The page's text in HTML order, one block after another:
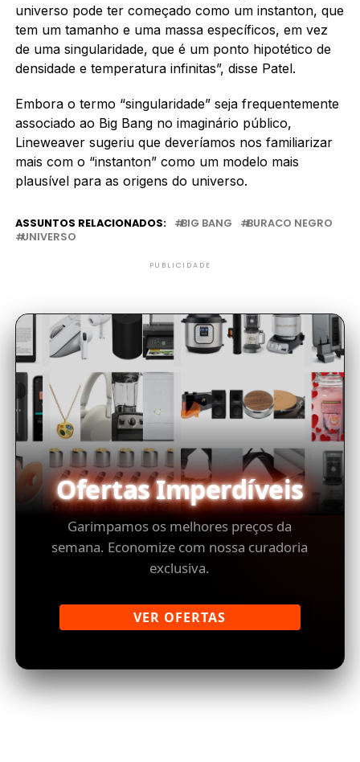
universo pode ter começado como um instanton, que
tem um tamanho e uma massa específicos, em vez
de uma singularidade, que é um ponto hipotético de
densidade e temperatura infinitas”, disse Patel.
Embora o termo “singularidade” seja frequentemente
associado ao Big Bang no imaginário público,
Lineweaver sugeriu que deveríamos nos familiarizar
mais com o “instanton” como um modelo mais
plausível para as origens do universo.
ASSUNTOS RELACIONADOS: BIG BANG
BURACO NEGRO
UNIVERSO
PUBLICIDADE
Ofertas Imperdíveis
Garimpamos os melhores preços da
semana. Economize com nossa curadoria
exclusiva.
VER OFERTAS